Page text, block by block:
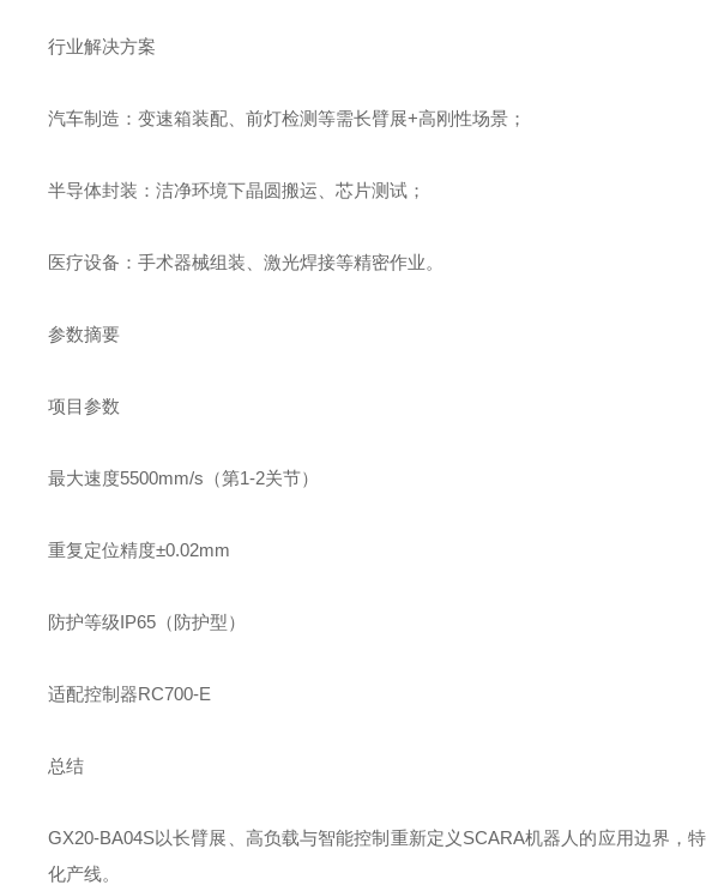
行业解决方案‌
汽车制造‌：变速箱装配、前灯检测等需长臂展+高刚性场景；
半导体封装‌：洁净环境下晶圆搬运、芯片测试；
医疗设备‌：手术器械组装、激光焊接等精密作业。
参数摘要‌
项目参数
最大速度5500mm/s（第1-2关节）
重复定位精度±0.02mm
防护等级IP65（防护型）
适配控制器RC700-E
总结‌
GX20-BA04S以长臂展、高负载与智能控制重新定义SCARA机器人的应用边界，
化产线。